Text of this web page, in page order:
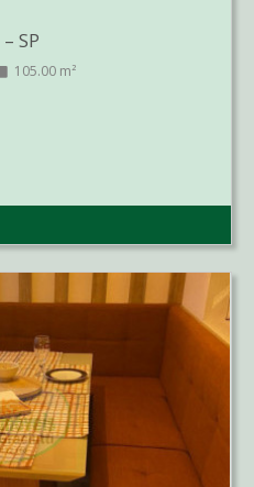
– SP
105.00 m²